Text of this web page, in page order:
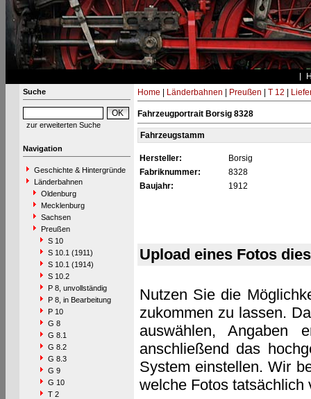
Suche
zur erweiterten Suche
Navigation
Geschichte & Hintergründe
Länderbahnen
Oldenburg
Mecklenburg
Sachsen
Preußen
S 10
S 10.1 (1911)
S 10.1 (1914)
S 10.2
P 8, unvollständig
P 8, in Bearbeitung
P 10
G 8
G 8.1
G 8.2
G 8.3
G 9
G 10
T 2
Home Länderbahnen Preußen T 12
Fahrzeugportrait Borsig 8328
Fahrzeugstamm
Hersteller:
Borsig
Fabriknummer:
8328
Baujahr:
1912
Upload eines Fotos
Nutzen Sie die
zukommen zu lassen.
auswählen, Angaben
anschließend das
System einstellen. Wir
welche Fotos tatsächlich